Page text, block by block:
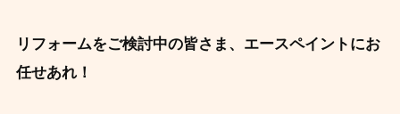
リフォームをご検討中の皆さま、エースペイントにお
任せあれ！